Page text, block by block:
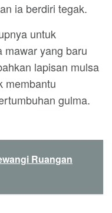
ia berdiri tegak.
untuk
mawar yang baru
lapisan mulsa
membantu
gulma.
Ruangan